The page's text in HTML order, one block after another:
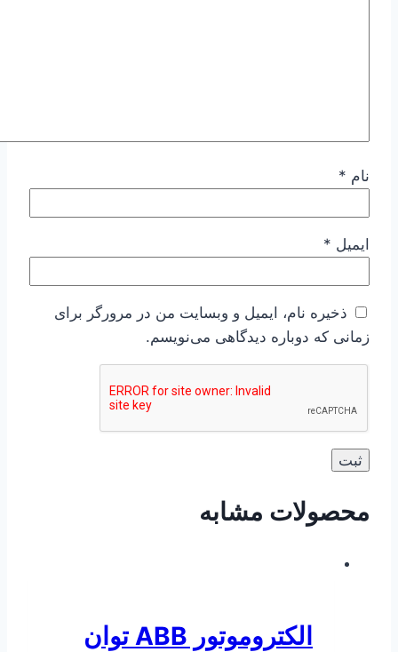
نام *
ایمیل *
ذخیره نام، ایمیل و وبسایت من در مرورگر برای
زمانی که دوباره دیدگاهی می‌نویسم.
محصولات مشابه
الکتروموتور ABB توان